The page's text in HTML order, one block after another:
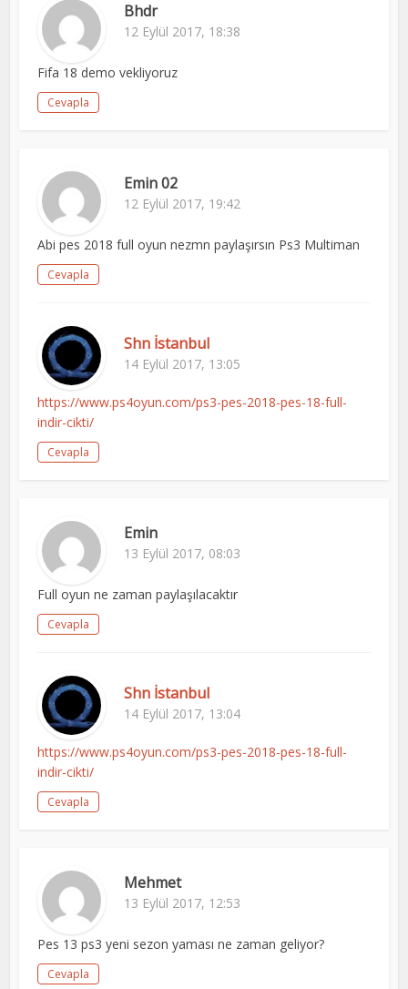
Bhdr
12 Eylül 2017, 18:38
Fifa 18 demo vekliyoruz
Cevapla
Emin 02
12 Eylül 2017, 19:42
Abi pes 2018 full oyun nezmn paylaşırsın Ps3 Multiman
Cevapla
Shn İstanbul
14 Eylül 2017, 13:05
https://www.ps4oyun.com/ps3-pes-2018-pes-18-full-
indir-cikti/
Cevapla
Emin
13 Eylül 2017, 08:03
Full oyun ne zaman paylaşılacaktır
Cevapla
Shn İstanbul
14 Eylül 2017, 13:04
https://www.ps4oyun.com/ps3-pes-2018-pes-18-full-
indir-cikti/
Cevapla
Mehmet
13 Eylül 2017, 12:53
Pes 13 ps3 yeni sezon yaması ne zaman geliyor?
Cevapla